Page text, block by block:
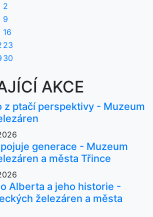
2
9
16
23
30
AKCE
z ptačí perspektivy - Muzeum
generace - Muzeum
a města Třince
Alberta a jeho historie -
železáren a města